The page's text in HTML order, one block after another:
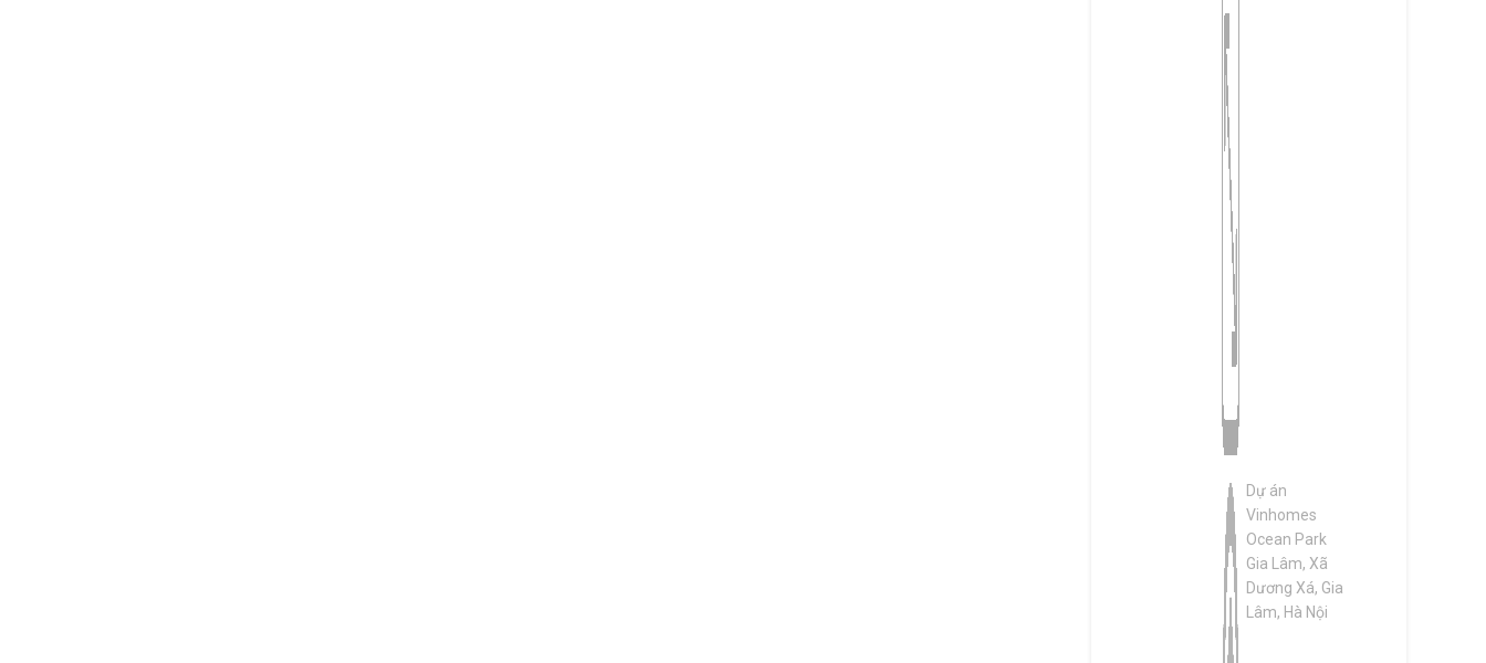
Dự án
Vinhomes
Ocean Park
Gia Lâm, Xã
Dương Xá, Gia
Lâm, Hà Nội